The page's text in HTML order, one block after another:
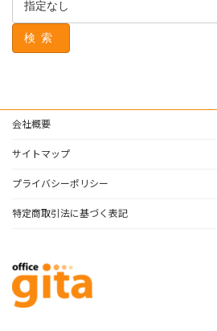
検索
会社概要
サイトマップ
プライバシーポリシー
特定商取引法に基づく表記